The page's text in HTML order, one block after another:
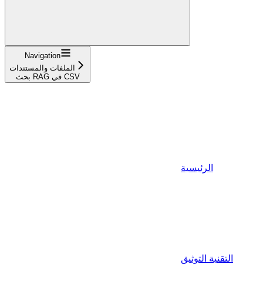
Navigation
الملفات والمستندات
بحث RAG في CSV
الرئيسية
التقنية التوثيق